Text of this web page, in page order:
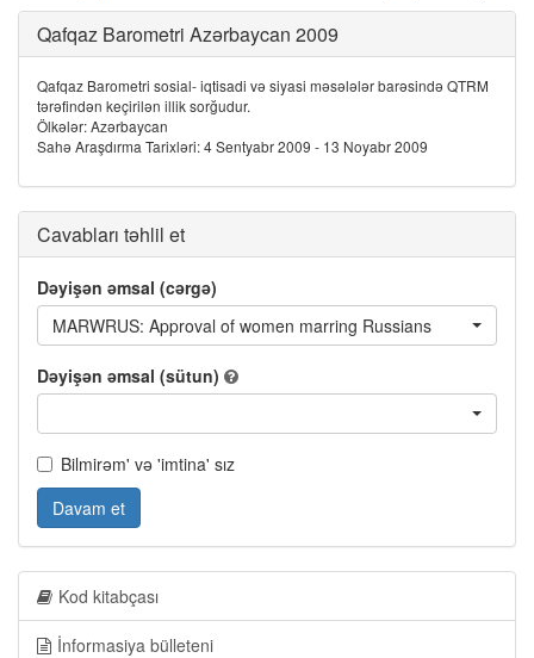
Qafqaz Barometri Azərbaycan 2009
Qafqaz Barometri sosial- iqtisadi və siyasi məsələlər barəsində QTRM
tərəfindən keçirilən illik sorğudur.
Ölkələr: Azərbaycan
Sahə Araşdırma Tarixləri: 4 Sentyabr 2009 - 13 Noyabr 2009
Cavabları təhlil et
Dəyişən əmsal (cərgə)
MARWRUS: Approval of women marring Russians
Dəyişən əmsal (sütun)
Bilmirəm' və 'imtina' sız
Davam et
Kod kitabçası
İnformasiya bülleteni